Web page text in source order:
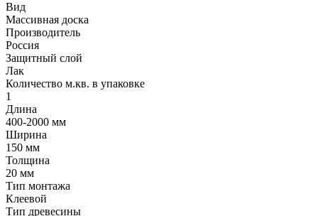
Вид
Массивная доска
Производитель
Россия
Защитный слой
Лак
Количество м.кв. в упаковке
1
Длина
400-2000 мм
Ширина
150 мм
Толщина
20 мм
Тип монтажа
Клеевой
Тип древесины